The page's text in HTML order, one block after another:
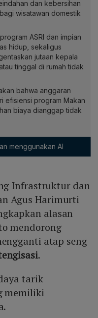
dan kebersihan
wisatawan domestik
ASRI dan impian
hidup, sekaligus
jutaan kepala
tinggal di rumah tidak
bahwa anggaran
efisiensi program Makan
biaya dianggap tidak
menggunakan AI
Infrastruktur dan
Agus Harimurti
alasan
mendorong
atap seng
.
tarik
memiliki